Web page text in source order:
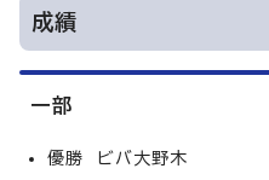
成績
一部
優勝 ビバ大野木